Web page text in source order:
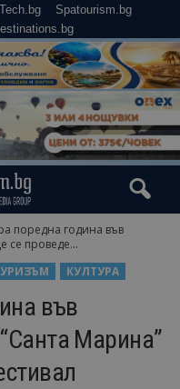
Spatourism.bg
поредна година във
се проведе...
КУЛТУРА
във
Марина”